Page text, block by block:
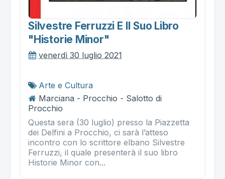
Silvestre Ferruzzi E Il Suo Libro
"historie Minor"
venerdì 30 luglio 2021
Arte e Cultura
Marciana - Procchio - Salotto di
Procchio
Questa sera (30 luglio) presso la Piazzetta
dei Delfini a Procchio, ci sarà l’atteso
incontro con lo scrittore elbano Silvestre
Ferruzzi, il quale presenterà il suo libro
Historie Minor con...